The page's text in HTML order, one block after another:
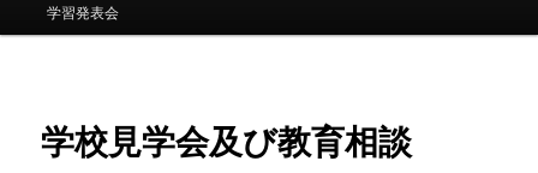
テ
学習発表会
学校見学会及び教育相談